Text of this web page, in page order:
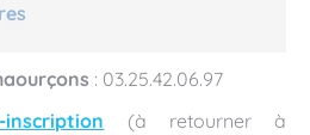
: 03.25.42.06.97
(à retourner à